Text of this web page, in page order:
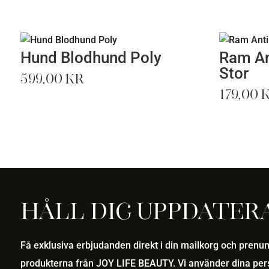
Hund Blodhund Poly
599,00 kr
Ram
Stor
179,00
Håll dig
Få exklusiva erbjudanden direkt i din mailkorg och
produkterna från JOY LIFE BEAUTY. Vi använder dina